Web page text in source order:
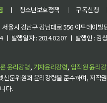
ㅣ 청소년보호정책 ㅣ 구독신청
울시 강남구 강남대로 556 이투데이
발행일자 : 2014.02.07 ㅣ 발행인 : 김
윤리강령, 기자윤리강령, 임직원 윤리
문위원회 윤리강령을 준수하며, 저작
다.